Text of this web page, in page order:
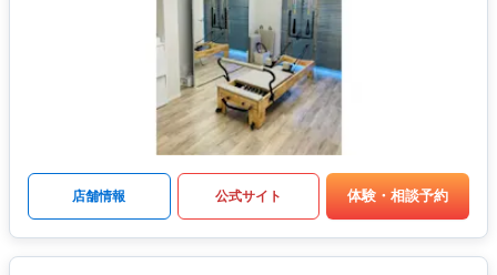
店舗情報 公式サイト 体験・相談予約